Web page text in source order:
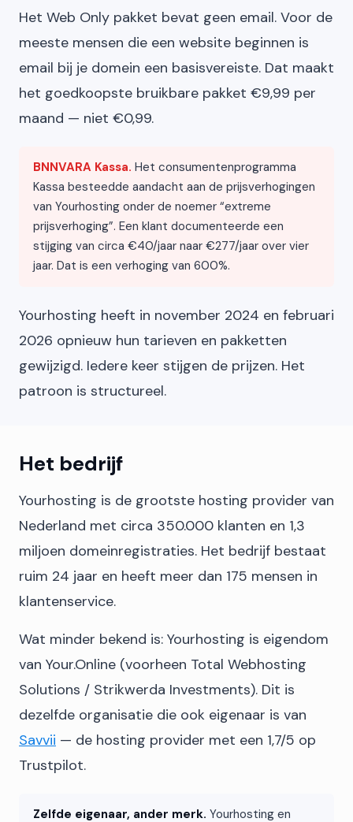
Het Web Only pakket bevat geen email. Voor de
meeste mensen die een website beginnen is
email bij je domein een basisvereiste. Dat maakt
het goedkoopste bruikbare pakket €9,99 per
maand — niet €0,99.
BNNVARA Kassa. Het consumentenprogramma
Kassa besteedde aandacht aan de prijsverhogingen
van Yourhosting onder de noemer “extreme
prijsverhoging”. Een klant documenteerde een
stijging van circa €40/jaar naar €277/jaar over vier
jaar. Dat is een verhoging van 600%.
Yourhosting heeft in november 2024 en februari
2026 opnieuw hun tarieven en pakketten
gewijzigd. Iedere keer stijgen de prijzen. Het
patroon is structureel.
Het bedrijf
Yourhosting is de grootste hosting provider van
Nederland met circa 350.000 klanten en 1,3
miljoen domeinregistraties. Het bedrijf bestaat
ruim 24 jaar en heeft meer dan 175 mensen in
klantenservice.
Wat minder bekend is: Yourhosting is eigendom
van Your.Online (voorheen Total Webhosting
Solutions / Strikwerda Investments). Dit is
dezelfde organisatie die ook eigenaar is van
Savvii — de hosting provider met een 1,7/5 op
Trustpilot.
Zelfde eigenaar, ander merk. Yourhosting en